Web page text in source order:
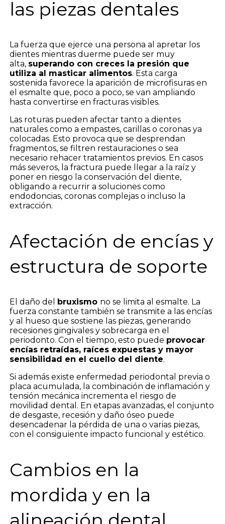
las piezas dentales
La fuerza que ejerce una persona al apretar los
dientes mientras duerme puede ser muy
alta, superando con creces la presión que
utiliza al masticar alimentos. Esta carga
sostenida favorece la aparición de microfisuras en
el esmalte que, poco a poco, se van ampliando
hasta convertirse en fracturas visibles.
Las roturas pueden afectar tanto a dientes
naturales como a empastes, carillas o coronas ya
colocadas. Esto provoca que se desprendan
fragmentos, se filtren restauraciones o sea
necesario rehacer tratamientos previos. En casos
más severos, la fractura puede llegar a la raíz y
poner en riesgo la conservación del diente,
obligando a recurrir a soluciones como
endodoncias, coronas complejas o incluso la
extracción.
Afectación de encías y
estructura de soporte
El daño del bruxismo no se limita al esmalte. La
fuerza constante también se transmite a las encías
y al hueso que sostiene las piezas, generando
recesiones gingivales y sobrecarga en el
periodonto. Con el tiempo, esto puede provocar
encías retraídas, raíces expuestas y mayor
sensibilidad en el cuello del diente.
Si además existe enfermedad periodontal previa o
placa acumulada, la combinación de inflamación y
tensión mecánica incrementa el riesgo de
movilidad dental. En etapas avanzadas, el conjunto
de desgaste, recesión y daño óseo puede
desencadenar la pérdida de una o varias piezas,
con el consiguiente impacto funcional y estético.
Cambios en la
mordida y en la